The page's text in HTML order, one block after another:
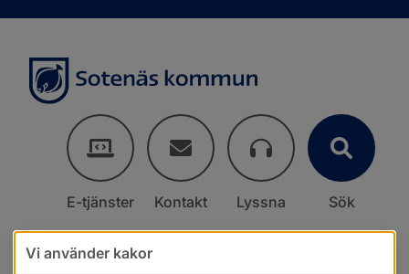
E-tjänster Kontakt Lyssna Sök
Vi använder kakor